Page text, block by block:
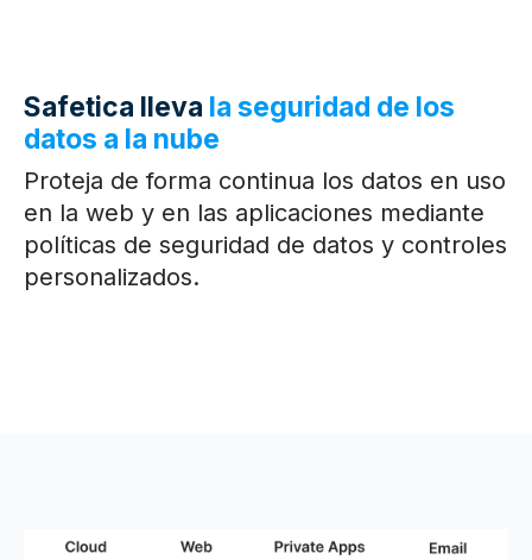
Safetica lleva la seguridad de los
datos a la nube
Proteja de forma continua los datos en uso
en la web y en las aplicaciones mediante
políticas de seguridad de datos y controles
personalizados.